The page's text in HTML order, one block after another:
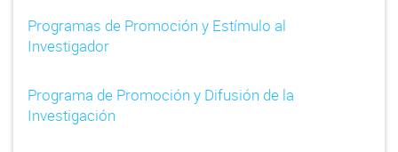
Programas de Promoción y Estímulo al
Investigador
Programa de Promoción y Difusión de la
Investigación